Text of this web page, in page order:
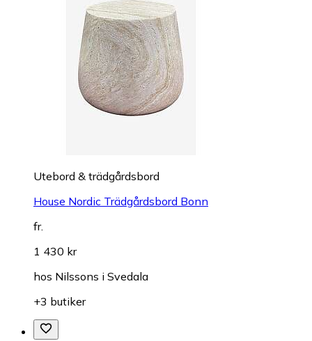
Utebord & trädgårdsbord
House Nordic Trädgårdsbord Bonn
fr.
1 430 kr
hos Nilssons i Svedala
+3 butiker